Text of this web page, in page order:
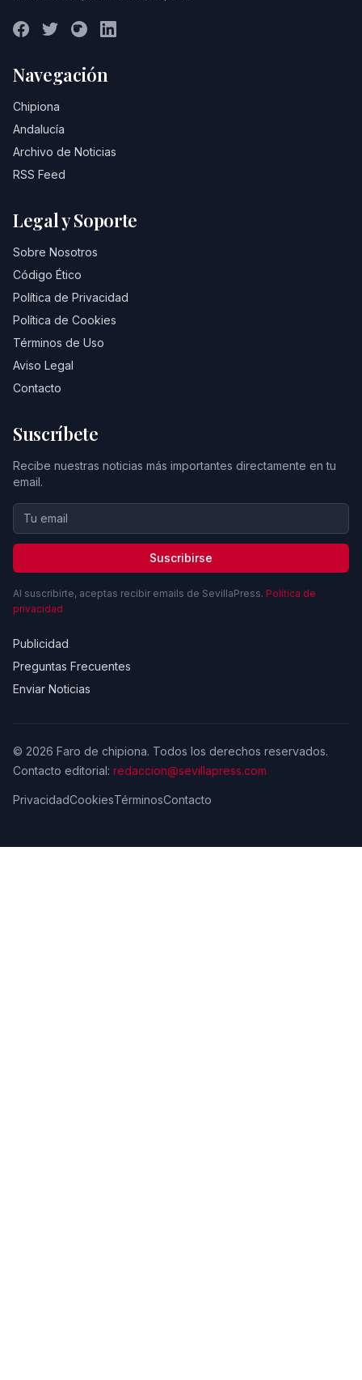
Navegación
Chipiona
Andalucía
Archivo de Noticias
RSS Feed
Legal y Soporte
Sobre Nosotros
Código Ético
Política de Privacidad
Política de Cookies
Términos de Uso
Aviso Legal
Contacto
Suscríbete
Recibe nuestras noticias más importantes directamente en tu
email.
Suscribirse
Al suscribirte, aceptas recibir emails de SevillaPress. Política de
privacidad
Publicidad
Preguntas Frecuentes
Enviar Noticias
© 2026 Faro de chipiona. Todos los derechos reservados.
Contacto editorial: redaccion@sevillapress.com
PrivacidadCookiesTérminosContacto